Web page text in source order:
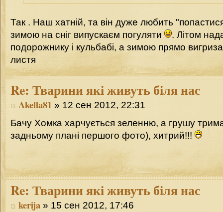
Так . Наш хатній, та він дуже любить
зимою на сніг випускаєм погуляти
. Літом
подорожнику і кульбабі, а зимою прямо
листя
Re: Тварини які живуть біля нас
Akella81 » 12 сен 2012, 22:31
Бачу Хомка харчується зеленню, а грушу
задньому плані першого фото), хитрий!!!
Re: Тварини які живуть біля нас
kerija » 15 сен 2012, 17:46